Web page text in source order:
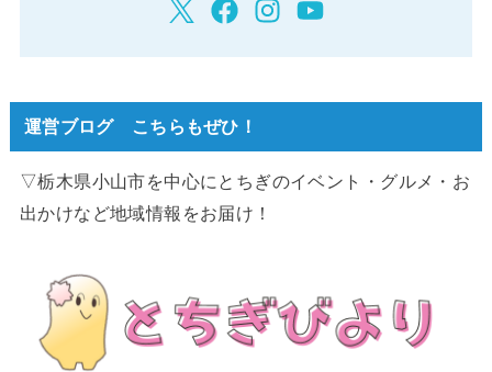
運営ブログ こちらもぜひ！
▽栃木県小山市を中心にとちぎのイベント・グルメ・お
出かけなど地域情報をお届け！